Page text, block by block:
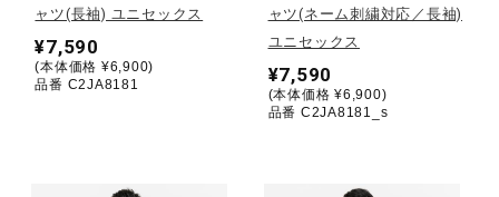
陸上競技
ャツ(長袖) ユニセックス
¥7,590
(本体価格 ¥6,900)
品番 C2JA8181
ャツ(ネーム刺繍対応／長袖)
ユニセックス
¥7,590
(本体価格 ¥6,900)
品番 C2JA8181_s